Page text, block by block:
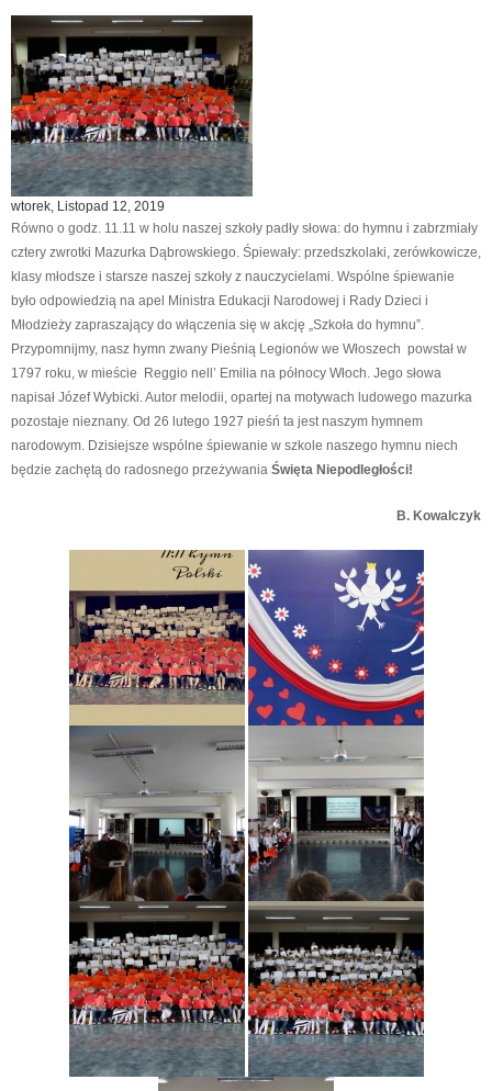
wtorek, Listopad 12, 2019
Równo o godz. 11.11 w holu naszej szkoły padły słowa: do hymnu i zabrzmiały
cztery zwrotki Mazurka Dąbrowskiego. Śpiewały: przedszkolaki, zerówkowicze,
klasy młodsze i starsze naszej szkoły z nauczycielami. Wspólne śpiewanie
było odpowiedzią na apel Ministra Edukacji Narodowej i Rady Dzieci i
Młodzieży zapraszający do włączenia się w akcję „Szkoła do hymnu”.
Przypomnijmy, nasz hymn zwany Pieśnią Legionów we Włoszech powstał w
1797 roku, w mieście Reggio nell’ Emilia na północy Włoch. Jego słowa
napisał Józef Wybicki. Autor melodii, opartej na motywach ludowego mazurka
pozostaje nieznany. Od 26 lutego 1927 pieśń ta jest naszym hymnem
narodowym. Dzisiejsze wspólne śpiewanie w szkole naszego hymnu niech
będzie zachętą do radosnego przeżywania Święta Niepodległości!
B. Kowalczyk